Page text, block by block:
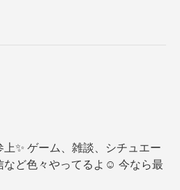
✨️ ゲーム、雑談、シチュエー
など色々やってるよ☺️ 今なら最